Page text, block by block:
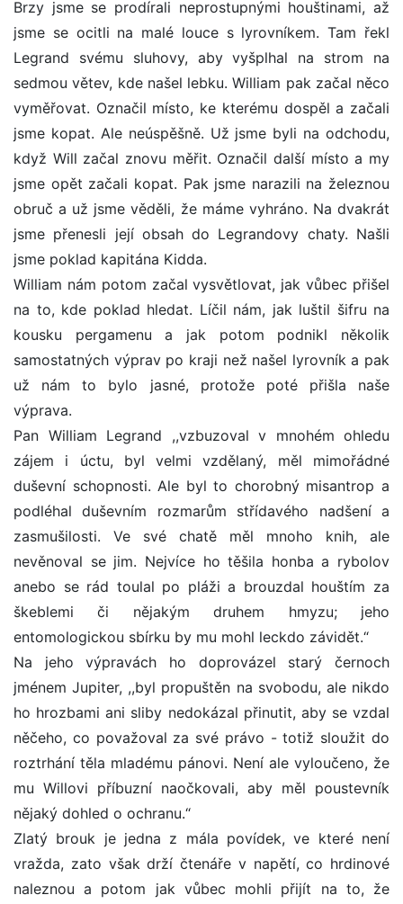
Brzy jsme se prodírali neprostupnými houštinami, až
jsme se ocitli na malé louce s lyrovníkem. Tam řekl
Legrand svému sluhovy, aby vyšplhal na strom na
sedmou větev, kde našel lebku. William pak začal něco
vyměřovat. Označil místo, ke kterému dospěl a začali
jsme kopat. Ale neúspěšně. Už jsme byli na odchodu,
když Will začal znovu měřit. Označil další místo a my
jsme opět začali kopat. Pak jsme narazili na železnou
obruč a už jsme věděli, že máme vyhráno. Na dvakrát
jsme přenesli její obsah do Legrandovy chaty. Našli
jsme poklad kapitána Kidda.
William nám potom začal vysvětlovat, jak vůbec přišel
na to, kde poklad hledat. Líčil nám, jak luštil šifru na
kousku pergamenu a jak potom podnikl několik
samostatných výprav po kraji než našel lyrovník a pak
už nám to bylo jasné, protože poté přišla naše
výprava.
Pan William Legrand ,,vzbuzoval v mnohém ohledu
zájem i úctu, byl velmi vzdělaný, měl mimořádné
duševní schopnosti. Ale byl to chorobný misantrop a
podléhal duševním rozmarům střídavého nadšení a
zasmušilosti. Ve své chatě měl mnoho knih, ale
nevěnoval se jim. Nejvíce ho těšila honba a rybolov
anebo se rád toulal po pláži a brouzdal houštím za
škeblemi či nějakým druhem hmyzu; jeho
entomologickou sbírku by mu mohl leckdo závidět.“
Na jeho výpravách ho doprovázel starý černoch
jménem Jupiter, ,,byl propuštěn na svobodu, ale nikdo
ho hrozbami ani sliby nedokázal přinutit, aby se vzdal
něčeho, co považoval za své právo - totiž sloužit do
roztrhání těla mladému pánovi. Není ale vyloučeno, že
mu Willovi příbuzní naočkovali, aby měl poustevník
nějaký dohled o ochranu.“
Zlatý brouk je jedna z mála povídek, ve které není
vražda, zato však drží čtenáře v napětí, co hrdinové
naleznou a potom jak vůbec mohli přijít na to, že